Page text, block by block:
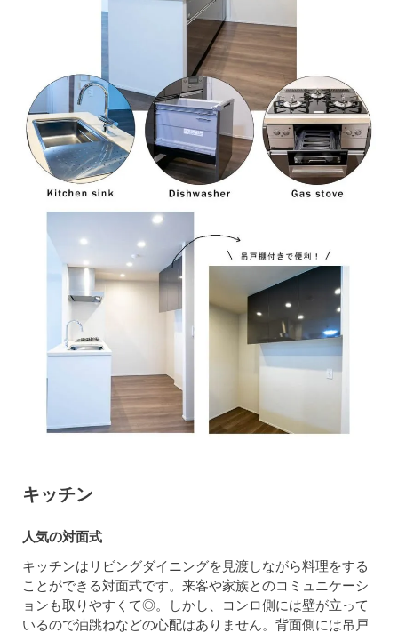
キッチン
人気の対面式
キッチンはリビングダイニングを見渡しながら料理をする
ことができる対面式です。来客や家族とのコミュニケーシ
ョンも取りやすくて◎。しかし、コンロ側には壁が立って
いるので油跳ねなどの心配はありません。背面側には吊戸